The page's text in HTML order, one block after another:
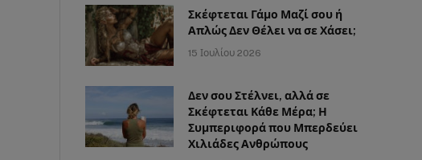
Σκέφτεται Γάμο Μαζί σου ή
Απλώς Δεν Θέλει να σε Χάσει;
15 Ιουλίου 2026
Δεν σου Στέλνει, αλλά σε
Σκέφτεται Κάθε Μέρα; Η
Συμπεριφορά που Μπερδεύει
Χιλιάδες Ανθρώπους